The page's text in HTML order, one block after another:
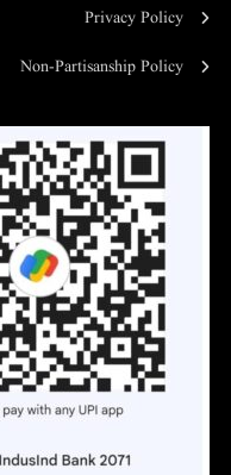
Privacy Policy
Non-Partisanship Policy